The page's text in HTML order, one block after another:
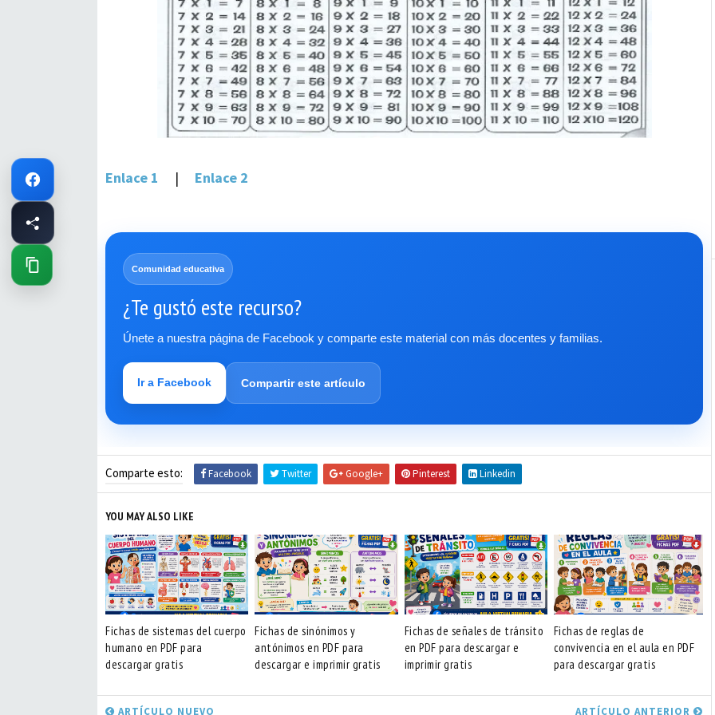
Enlace 1 | Enlace 2
Comunidad educativa
¿Te gustó este recurso?
Únete a nuestra página de Facebook y comparte este material con más docentes y familias.
Ir a Facebook Compartir este artículo
Comparte esto: Facebook Twitter Google+ Pinterest Linkedin
YOU MAY ALSO LIKE
Fichas de sistemas del cuerpo
humano en PDF para
descargar gratis
Fichas de sinónimos y
antónimos en PDF para
descargar e imprimir gratis
Fichas de señales de tránsito
en PDF para descargar e
imprimir gratis
Fichas de reglas de
convivencia en el aula en PDF
para descargar gratis
ARTÍCULO NUEVO ARTÍCULO ANTERIOR